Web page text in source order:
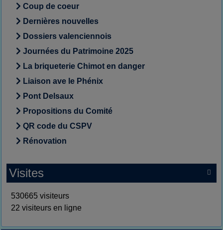
Coup de coeur
Dernières nouvelles
Dossiers valenciennois
Journées du Patrimoine 2025
La briqueterie Chimot en danger
Liaison ave le Phénix
Pont Delsaux
Propositions du Comité
QR code du CSPV
Rénovation

Visites
530665 visiteurs
22 visiteurs en ligne